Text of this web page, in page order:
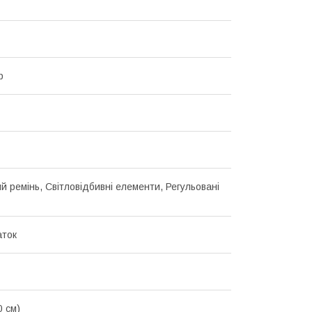
ремінь, Світловідбивні елементи, Регульовані
см)